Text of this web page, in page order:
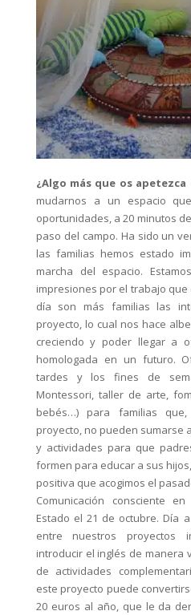
¿Algo más que os
mudarnos a un espacio
oportunidades, a 20 minutos
paso del campo. Ha sido un
las familias hemos estado
marcha del espacio.
impresiones por el trabajo
día son más familias las
proyecto, lo cual nos hace
creciendo y poder llegar a
homologada en un futuro.
tardes y los fines de
Montessori, taller de arte,
bebés…) para familias
proyecto, no pueden sumarse
y actividades para que
formen para educar a sus
positiva que acogimos el
Comunicación consciente
Estado el 21 de octubre. Día
entre nuestros proyectos
introducir el inglés de manera
de actividades
este proyecto puede
20 euros al año, que le da